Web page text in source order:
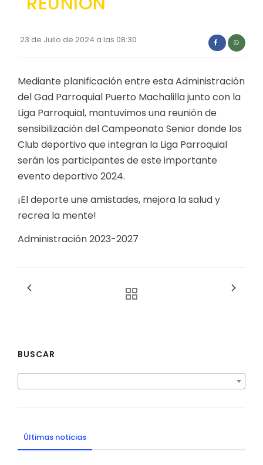
Ubicación
GESTIÓN ADMINISTRATIVA
Plan Anual Contratación - PAC
Plan Operativo Anual - POA
Convenios Institucionales
PRESUPUESTO: EJECUCIÓN Y REPORTES
Cédulas presupuestarias y balances
Ejecución Presupuestaria
Obras y proyectos
23 de Julio de 2024 a las 08:30
Mediante planificación entre esta Administración
del Gad Parroquial Puerto Machalilla junto con la
Liga Parroquial, mantuvimos una reunión de
sensibilización del Campeonato Senior donde los
Club deportivo que integran la Liga Parroquial
serán los participantes de este importante
evento deportivo 2024.
¡El deporte une amistades, mejora la salud y
recrea la mente!
Administración 2023-2027
BUSCAR
Últimas noticias